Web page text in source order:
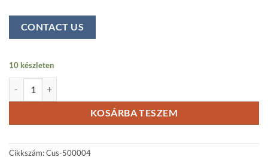
CONTACT US
10 készleten
KOSÁRBA TESZEM
Cikkszám:Cus-500004